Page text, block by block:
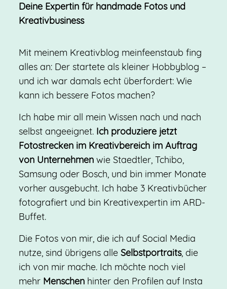
Deine Expertin für handmade Fotos und
Kreativbusiness
Mit meinem Kreativblog meinfeenstaub fing
alles an: Der startete als kleiner Hobbyblog –
und ich war damals echt überfordert: Wie
kann ich bessere Fotos machen?
Ich habe mir all mein Wissen nach und nach
selbst angeeignet.Ich produziere jetzt
Fotostrecken im Kreativbereich im Auftrag
von Unternehmenwie Staedtler, Tchibo,
Samsung oder Bosch, und bin immer Monate
vorher ausgebucht. Ich habe 3 Kreativbücher
fotografiert und bin Kreativexpertin im ARD-
Buffet.
Die Fotos von mir, die ich auf Social Media
nutze, sind übrigens alle Selbstportraits, die
ich von mir mache. Ich möchte noch viel
mehr Menschenhinter den Profilen auf Insta